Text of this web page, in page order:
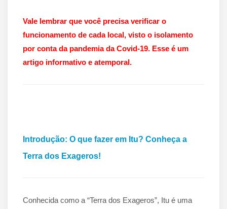
Vale lembrar que você precisa verificar o
funcionamento de cada local, visto o isolamento
por conta da pandemia da Covid-19. Esse é um
artigo informativo e atemporal.
Introdução: O que fazer em Itu? Conheça a
Terra dos Exageros!
Conhecida como a “Terra dos Exageros”, Itu é uma